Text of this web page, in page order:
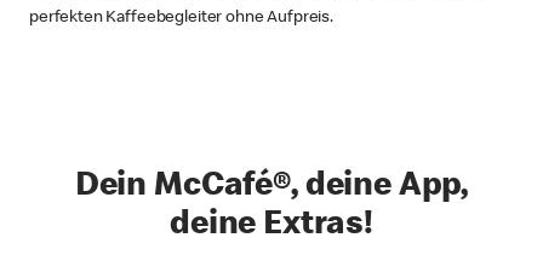
perfekten Kaffeebegleiter ohne Aufpreis.
Dein McCafé®, deine App,
deine Extras!